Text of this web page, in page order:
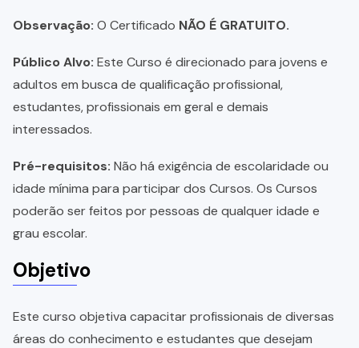
Observação: O Certificado NÃO É GRATUITO.
Público Alvo: Este Curso é direcionado para jovens e
adultos em busca de qualificação profissional,
estudantes, profissionais em geral e demais
interessados.
Pré-requisitos: Não há exigência de escolaridade ou
idade mínima para participar dos Cursos. Os Cursos
poderão ser feitos por pessoas de qualquer idade e
grau escolar.
Objetivo
Este curso objetiva capacitar profissionais de diversas
áreas do conhecimento e estudantes que desejam